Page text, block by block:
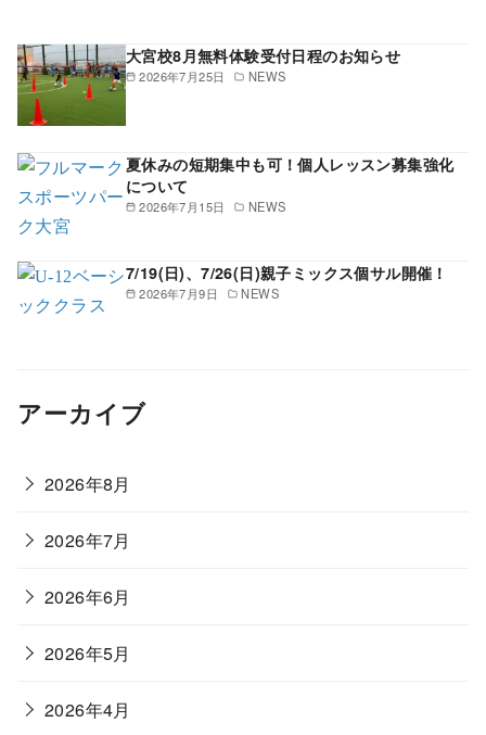
2026年7月25日 NEWS
大宮校8月無料体験受付日程のお知らせ
2026年7月15日 NEWS
夏休みの短期集中も可！個人レッスン募集強化
について
2026年7月9日 NEWS
7/19(日)、7/26(日)親子ミックス個サル開催！
アーカイブ
2026年8月
2026年7月
2026年6月
2026年5月
2026年4月